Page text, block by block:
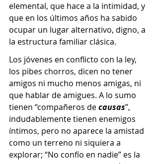
elemental, que hace a la intimidad, y
que en los últimos años ha sabido
ocupar un lugar alternativo, digno, a
la estructura familiar clásica.
Los jóvenes en conflicto con la ley,
los pibes chorros, dicen no tener
amigos ni mucho menos amigas, ni
que hablar de amigues. A lo sumo
tienen “compañeros de causas”,
indudablemente tienen enemigos
íntimos, pero no aparece la amistad
como un terreno ni siquiera a
explorar; “No confío en nadie” es la